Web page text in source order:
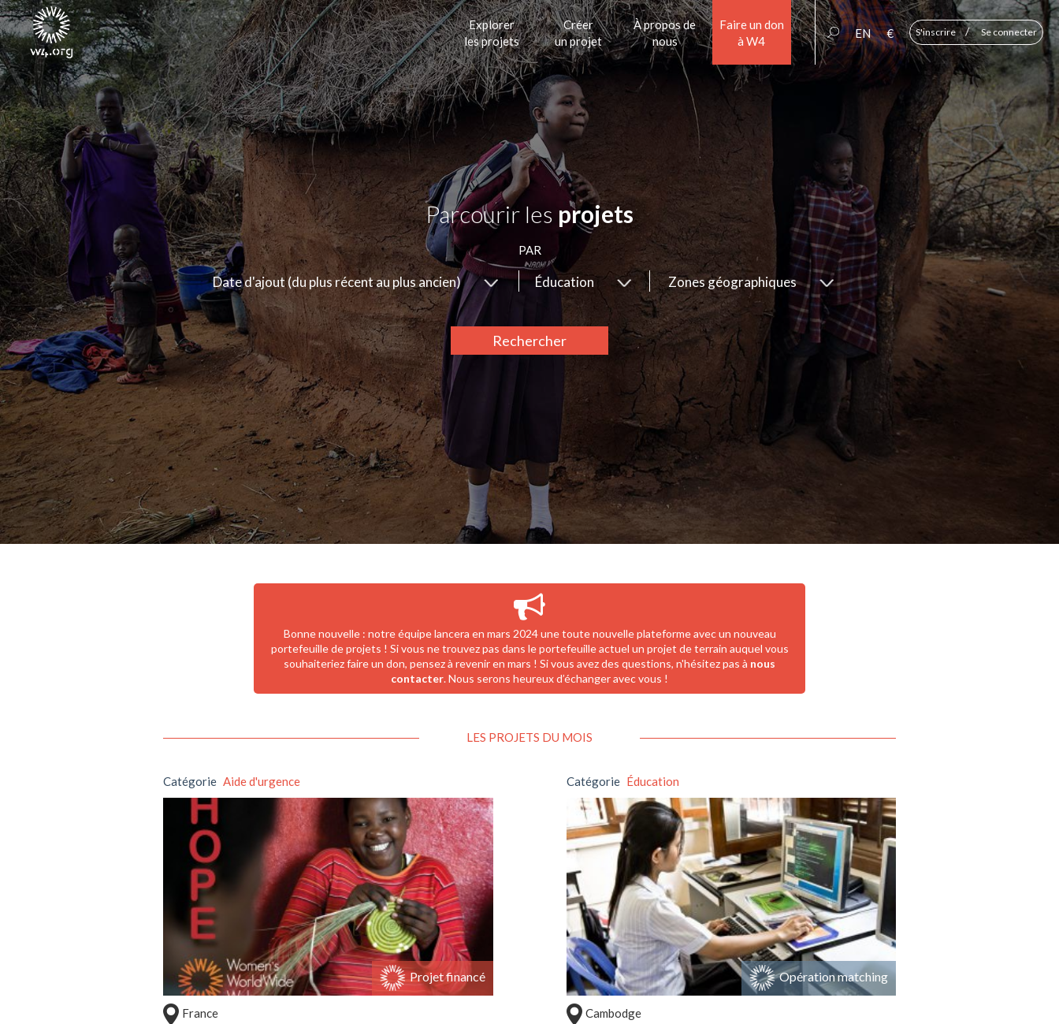
Explorer
les projets
Créer
un projet
À propos de
nous
Faire un don
à W4
EN € S'inscrire / Se connecter
Parcourir les projets
PAR
Date d'ajout (du plus récent au plus ancien) Éducation Zones géographiques
Rechercher
Bonne nouvelle : notre équipe lancera en mars 2024 une toute nouvelle plateforme avec un nouveau
portefeuille de projets ! Si vous ne trouvez pas dans le portefeuille actuel un projet de terrain auquel vous
souhaiteriez faire un don, pensez à revenir en mars ! Si vous avez des questions, n'hésitez pas à nous
contacter. Nous serons heureux d’échanger avec vous !
LES PROJETS DU MOIS
Catégorie Aide d'urgence
Projet financé
Soutenir ce projet
France
Catégorie Éducation
Opération matching
Soutenir ce projet
Cambodge